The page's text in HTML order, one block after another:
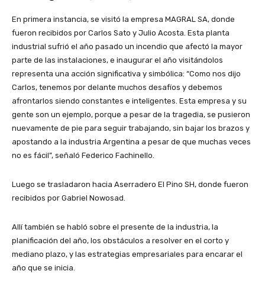
En primera instancia, se visitó la empresa MAGRAL SA, donde
fueron recibidos por Carlos Sato y Julio Acosta. Esta planta
industrial sufrió el año pasado un incendio que afectó la mayor
parte de las instalaciones, e inaugurar el año visitándolos
representa una acción significativa y simbólica: “Como nos dijo
Carlos, tenemos por delante muchos desafíos y debemos
afrontarlos siendo constantes e inteligentes. Esta empresa y su
gente son un ejemplo, porque a pesar de la tragedia, se pusieron
nuevamente de pie para seguir trabajando, sin bajar los brazos y
apostando a la industria Argentina a pesar de que muchas veces
no es fácil”, señaló Federico Fachinello.
Luego se trasladaron hacia Aserradero El Pino SH, donde fueron
recibidos por Gabriel Nowosad.
Allí también se habló sobre el presente de la industria, la
planificación del año, los obstáculos a resolver en el corto y
mediano plazo, y las estrategias empresariales para encarar el
año que se inicia.